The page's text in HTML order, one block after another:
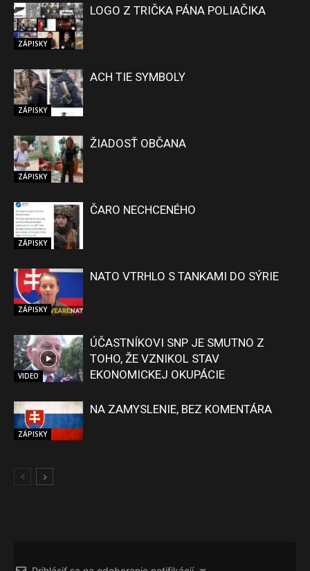
ZÁPISKY
LOGO Z TRIČKA PÁNA POLIAČIKA
ZÁPISKY
ACH TIE SYMBOLY
ZÁPISKY
ŽIADOSŤ OBČANA
ZÁPISKY
ČARO NECHCENÉHO
ZÁPISKY
NATO VTRHLO S TANKAMI DO SÝRIE
VIDEO
ÚČASTNÍKOVI SNP JE SMUTNO Z
TOHO, ŽE VZNIKOL STAV
EKONOMICKEJ OKUPÁCIE
ZÁPISKY
NA ZAMYSLENIE, BEZ KOMENTÁRA